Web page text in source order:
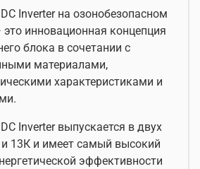
DC Inverter на озонобезопасном
это инновационная концепция
блока в сочетании с
материалами,
характеристиками и
DC Inverter выпускается в двух
13К и имеет самый высокий
эффективности